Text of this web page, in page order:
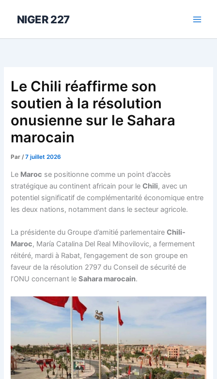
NIGER 227
Le Chili réaffirme son
soutien à la résolution
onusienne sur le Sahara
marocain
Par/7 juillet 2026
Le Maroc se positionne comme un point d’accès
stratégique au continent africain pour leChili, avec un
potentiel significatif de complémentarité économique entre
les deux nations, notamment dans le secteur agricole.
La présidente du Groupe d’amitié parlementaireChili-
Maroc, María Catalina Del Real Mihovilovic, a fermement
réitéré, mardi à Rabat, l’engagement de son groupe en
faveur de la résolution 2797 du Conseil de sécurité de
l’ONU concernant leSahara marocain.